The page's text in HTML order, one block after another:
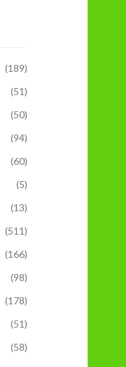
(189)
(51)
(50)
(94)
(60)
(5)
(13)
(511)
(166)
(98)
(178)
(51)
(58)